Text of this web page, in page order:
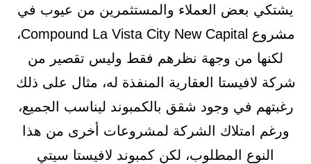
يشتكي بعض العملاء والمستثمرين من عيوب في
مشروع Compound La Vista City New Capital،
لكنها من وجهة نظرهم فقط وليس تقصير من
شركة لافيستا العقارية المنفذة له، مثال على ذلك
رغبتهم في وجود شقق بالكمبوند ليناسب الجميع،
ورغم امتلاك الشركة لمشروعات أخرى من هذا
النوع المطلوب، لكن كمبوند لافيستا سيتي